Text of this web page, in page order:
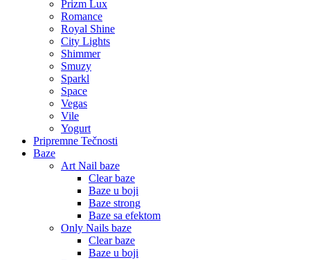
Prizm Lux
Romance
Royal Shine
City Lights
Shimmer
Smuzy
Sparkl
Space
Vegas
Vile
Yogurt
Pripremne Tečnosti
Baze
Art Nail baze
Clear baze
Baze u boji
Baze strong
Baze sa efektom
Only Nails baze
Clear baze
Baze u boji